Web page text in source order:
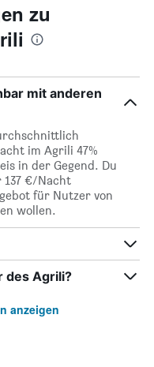
zu
mit anderen
im Agrili 47%
in der Gegend. Du
137 €/Nacht
für Nutzer von
wollen.
des Agrili?
anzeigen